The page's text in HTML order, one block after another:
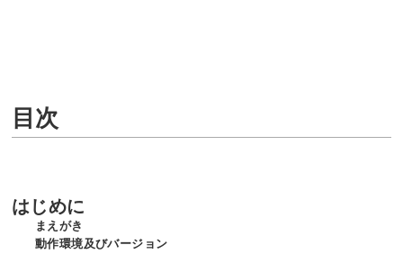
目次
はじめに
まえがき
動作環境及びバージョン